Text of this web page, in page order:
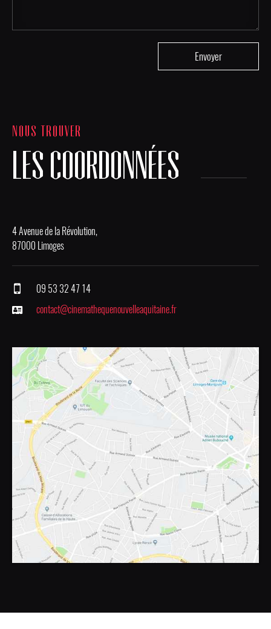
NOUS TROUVER
LES COORDONNÉES
4 Avenue de la Révolution,
87000 Limoges
09 53 32 47 14
contact@cinemathequenouvelleaquitaine.fr